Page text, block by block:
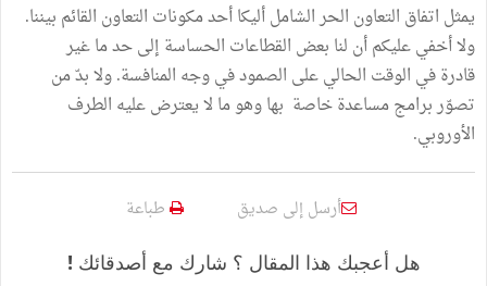
يمثل اتفاق التعاون الحر الشامل أليكا أحد مكونات التعاون القائم بيننا.
ولا أخفي عليكم أن لنا بعض القطاعات الحساسة إلى حد ما غير
قادرة في الوقت الحالي على الصمود في وجه المنافسة. ولا بدّ من
تصوّر برامج مساعدة خاصة بها وهو ما لا يعترض عليه الطرف
الأوروبي.
أرسل إلى صديق طباعة
هل أعجبك هذا المقال ؟ شارك مع أصدقائك !